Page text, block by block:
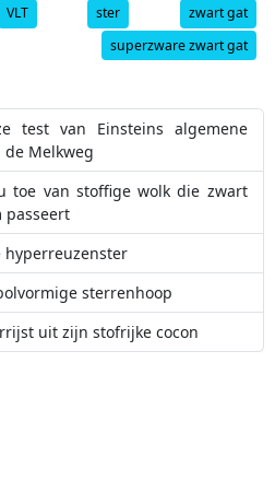
VLT ster
zwart gat
superzware zwart gat
test van Einsteins algemene
Melkweg
toe van stoffige wolk die zwart
passeert
hyperreuzenster
sterrenhoop
uit zijn stofrijke cocon
gaten voeden zich met kosmische
adaptieve-optiekfaciliteit ziet